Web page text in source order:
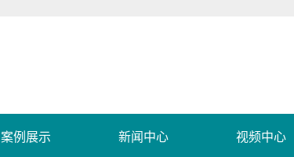
案例展示 新闻中心 视频中心